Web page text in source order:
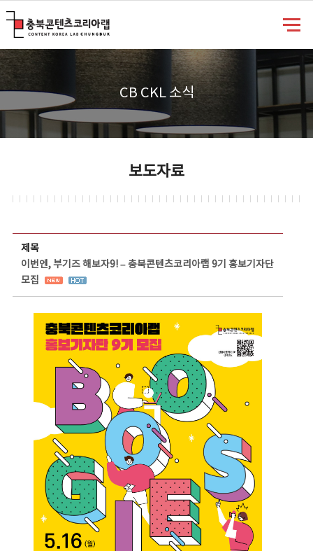
CB CKL 소식
보도자료
제목
이번엔, 부기즈 해보자9! – 충북콘텐츠코리아랩 9기 홍보기자단
모집